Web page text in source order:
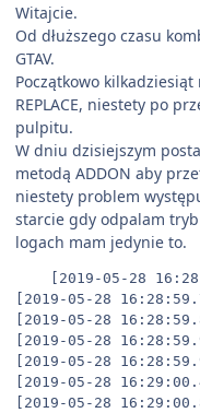
Witajcie.
Od dłuższego czasu
GTAV.
Początkowo
REPLACE, niestety po
pulpitu.
W dniu dzisiejszym
metodą ADDON aby
niestety problem
starcie gdy odpalam
logach mam jedynie to.
[2019-05-28
[2019-05-28
[2019-05-28
[2019-05-28
[2019-05-28
[2019-05-28